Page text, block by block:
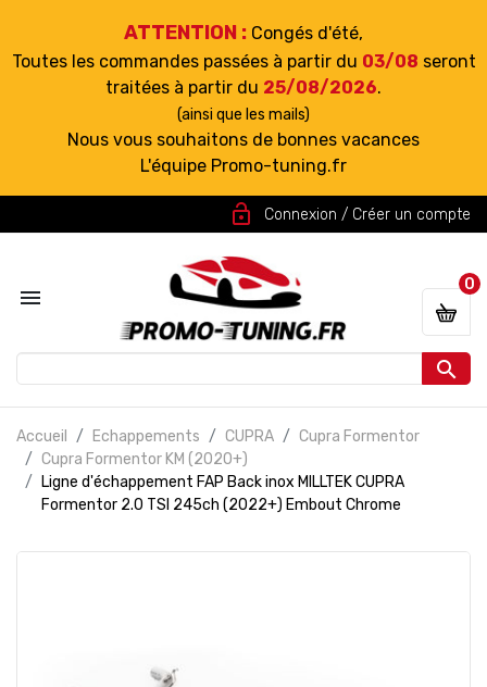
ATTENTION : Congés d'été,
Toutes les commandes passées à partir du 03/08 seront
traitées à partir du 25/08/2026.
(ainsi que les mails)
Nous vous souhaitons de bonnes vacances
L'équipe Promo-tuning.fr
lock_open Connexion / Créer un compte


0
Accueil Echappements CUPRA
Cupra Formentor
Cupra Formentor KM (2020+)
Ligne d'échappement FAP Back inox MILLTEK CUPRA
Formentor 2.0 TSI 245ch (2022+) Embout Chrome